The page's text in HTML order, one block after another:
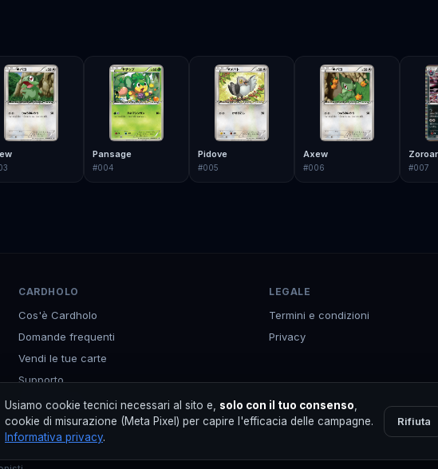
Pansage
#004
Pidove
#005
Axew
#006 #007
CARDHOLO
Cos'è Cardholo
Domande frequenti
Vendi le tue carte
Supporto
Scarica l'app
LEGALE
Termini e condizioni
Privacy
Usiamo cookie tecnici necessari al sito e, solo con il tuo consenso
cookie di misurazione (Meta Pixel) per capire l'efficacia delle campagne.
Informativa privacy.
Rifiuta